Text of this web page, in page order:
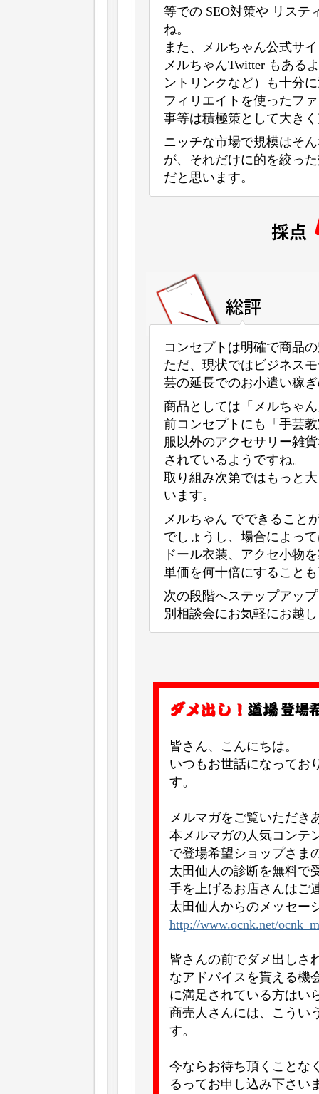
等での SEO対策や リステ
ね。
また、メルちゃん公式サ
メルちゃんTwitter もある
ントリンクなど）も十分
フィリエイトを使ったフ
事等は積極策として大き
ニッチな市場で規模はそ
が、それだけに的を絞っ
だと思います。
コンセプトは明確で商品
ただ、現状ではビジネス
芸の延長でのお小遣い稼
商品としては「メルちゃ
前コンセプトにも「手芸
服以外のアクセサリー雑
されているようですね。
取り組み次第ではもっと
います。
メルちゃん でできること
でしょうし、場合によっ
ドール衣装、アクセ小物
単価を何十倍にすること
次の段階へステップアッ
別相談会にお気軽にお越
皆さん、こんにちは。
いつもお世話になってお
す。
メルマガをご覧いただき
本メルマガの人気コンテ
で登場希望ショップさま
太田仙人の診断を無料で
手を上げるお店さんはご
太田仙人からのメッセー
http://www.ocnk.net/
皆さんの前でダメ出しさ
なアドバイスを貰える機
に満足されている方はい
商売人さんには、こうい
す。
今ならお待ち頂くことな
るってお申し込み下さい